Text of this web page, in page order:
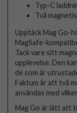
Typ-C
Två
Upptäck Mag Go-
MagSafe-
Tack vare sitt
upplevelse. Den
de som är
Faktum är att två
användas med
Mag Go är lätt att